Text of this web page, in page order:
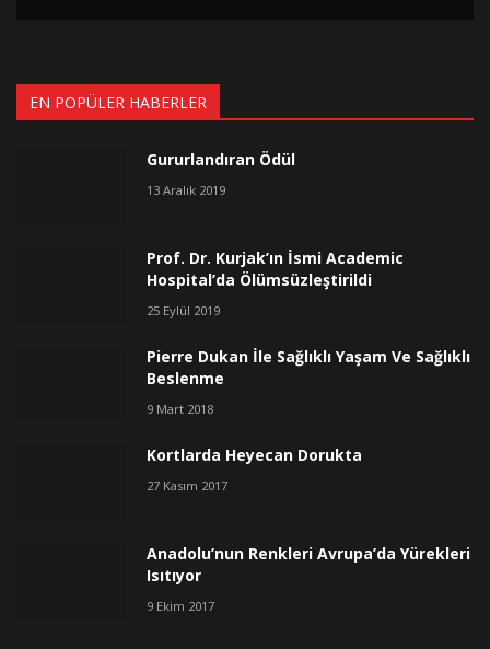
EN POPÜLER HABERLER
Gururlandıran Ödül
13 Aralık 2019
Prof. Dr. Kurjak’ın İsmi Academic
Hospital’da Ölümsüzleştirildi
25 Eylül 2019
Pierre Dukan İle Sağlıklı Yaşam Ve Sağlıklı
Beslenme
9 Mart 2018
Kortlarda Heyecan Dorukta
27 Kasım 2017
Anadolu’nun Renkleri Avrupa’da Yürekleri
Isıtıyor
9 Ekim 2017